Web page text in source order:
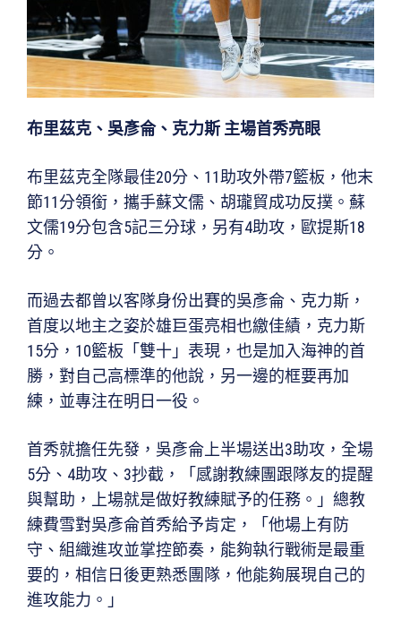
布里茲克、吳彥侖、克力斯 主場首秀亮眼
布里茲克全隊最佳20分、11助攻外帶7籃板，他末
節11分領銜，攜手蘇文儒、胡瓏貿成功反撲。蘇
文儒19分包含5記三分球，另有4助攻，歐提斯18
分。
而過去都曾以客隊身份出賽的吳彥侖、克力斯，
首度以地主之姿於雄巨蛋亮相也繳佳績，克力斯
15分，10籃板「雙十」表現，也是加入海神的首
勝，對自己高標準的他說，另一邊的框要再加
練，並專注在明日一役。
首秀就擔任先發，吳彥侖上半場送出3助攻，全場
5分、4助攻、3抄截，「感謝教練團跟隊友的提醒
與幫助，上場就是做好教練賦予的任務。」總教
練費雪對吳彥侖首秀給予肯定，「他場上有防
守、組織進攻並掌控節奏，能夠執行戰術是最重
要的，相信日後更熟悉團隊，他能夠展現自己的
進攻能力。」